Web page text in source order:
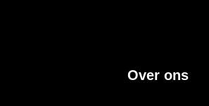
Over ons